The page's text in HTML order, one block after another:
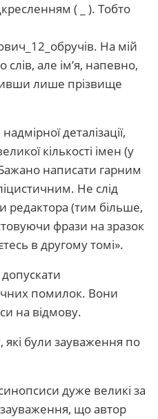
( _ ). Тобто
На мій
слів, але ім’я, напевно,
лише прізвище
деталізації,
кількості імен (у
написати гарним
Не слід
редактора (тим більше,
фрази на зразок
в другому томі».
помилок. Вони
на відмову.
були зауваження по
дуже великі за
що автор